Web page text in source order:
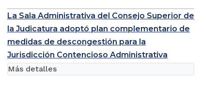
La Sala Administrativa del Consejo Superior de
la Judicatura adoptó plan complementario de
medidas de descongestión para la
Jurisdicción Contencioso Administrativa
Más detalles